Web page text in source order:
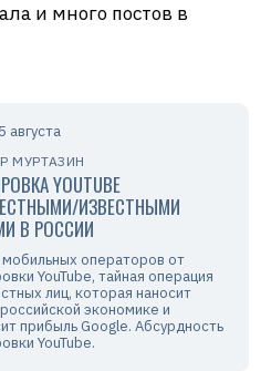
и много постов в
августа
МУРТАЗИН
YOUTUBE
ИЗВЕСТНЫМИ
В РОССИИ
операторов от
YouTube, тайная операция
лиц, которая наносит
экономике и
прибыль Google. Абсурдность
YouTube.